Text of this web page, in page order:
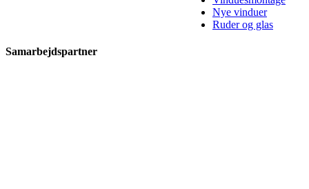
Nye vinduer
Ruder og glas
Samarbejdspartner